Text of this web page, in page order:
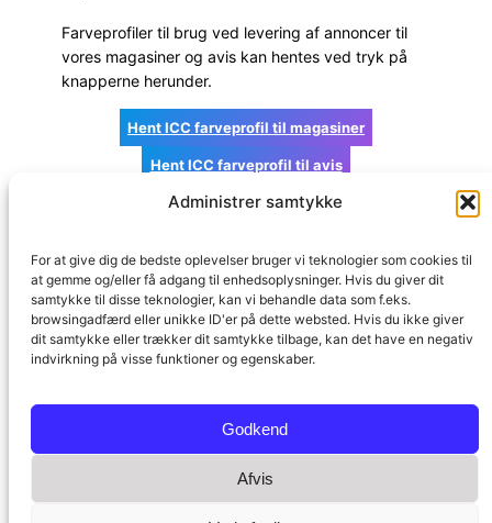
Administrer samtykke
For at give dig de bedste oplevelser bruger vi teknologier som cookies til
at gemme og/eller få adgang til enhedsoplysninger. Hvis du giver dit
samtykke til disse teknologier, kan vi behandle data som f.eks.
browsingadfærd eller unikke ID'er på dette websted. Hvis du ikke giver
dit samtykke eller trækker dit samtykke tilbage, kan det have en negativ
indvirkning på visse funktioner og egenskaber.
Godkend
Afvis
Farveprofiler til brug ved levering af annoncer til
vores magasiner og avis kan hentes ved tryk på
knapperne herunder.
Hent ICC farveprofil til magasiner
Hent ICC farveprofil til avis
FagmedierPrepressOm TechMedia